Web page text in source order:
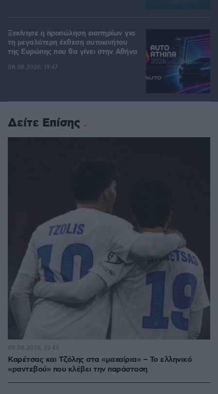
Ξεκίνησε η προπώληση εισιτηρίων για
τη μεγαλύτερη έκθεση αυτοκινήτου
της Ευρώπης που θα γίνει στην Αθήνα
08.08.2026, 19:47
Δείτε Επίσης
Καρέτσας και Τζόλης στα «μαχαίρια» – Το ελληνικό
«ραντεβού» που κλέβει την παράσταση
08.08.2026, 22:43